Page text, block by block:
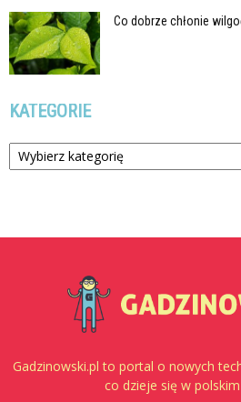
Co dobrze chłonie
KATEGORIE
Kategorie
Gadzinowski.pl to portal o nowych
co dzieje się w